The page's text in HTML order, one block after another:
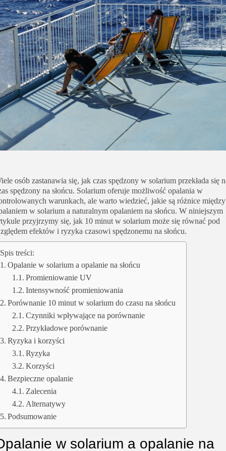
Uroda
Zakupy i opinie
Zdrowie
osób zastanawia się, jak czas spędzony w solarium przekłada się
spędzony na słońcu. Solarium oferuje możliwość opalania w
warunkach, ale warto wiedzieć, jakie są różnice między
w solarium a naturalnym opalaniem na słońcu. W niniejszym
przyjrzymy się, jak 10 minut w solarium może się równać pod
efektów i ryzyka czasowi spędzonemu na słońcu.
Spis treści:
Opalanie w solarium a opalanie na słońcu
Promieniowanie UV
Intensywność promieniowania
Porównanie 10 minut w solarium do czasu na słońcu
Czynniki wpływające na porównanie
Przykładowe porównanie
Ryzyka i korzyści
Ryzyka
Korzyści
Bezpieczne opalanie
Zalecenia
Alternatywy
Podsumowanie
w solarium a opalanie na